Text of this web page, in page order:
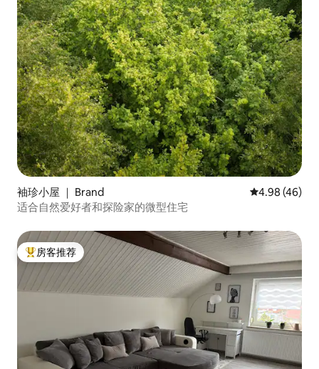
袖珍小屋 ｜ Brand 平均评分
4.98 (46)
适合自然爱好者和探险家的微型住宅
热门「房客推荐」
房客推荐